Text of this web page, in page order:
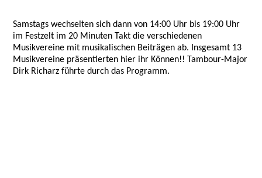
Samstags wechselten sich dann von 14:00 Uhr bis 19:00 Uhr
im Festzelt im 20 Minuten Takt die verschiedenen
Musikvereine mit musikalischen Beiträgen ab. Insgesamt 13
Musikvereine präsentierten hier ihr Können!! Tambour-Major
Dirk Richarz führte durch das Programm.